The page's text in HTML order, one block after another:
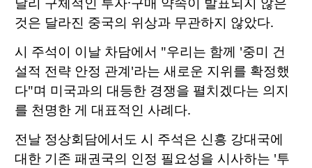
것은 달라진 중국의 위상과 무관하지 않았다.
시 주석이 이날 차담에서 "우리는 함께 '중미 건
설적 전략 안정 관계'라는 새로운 지위를 확정했
다"며 미국과의 대등한 경쟁을 펼치겠다는 의지
를 천명한 게 대표적인 사례다.
전날 정상회담에서도 시 주석은 신흥 강대국에
대한 기존 패권국의 인정 필요성을 시사하는 '투